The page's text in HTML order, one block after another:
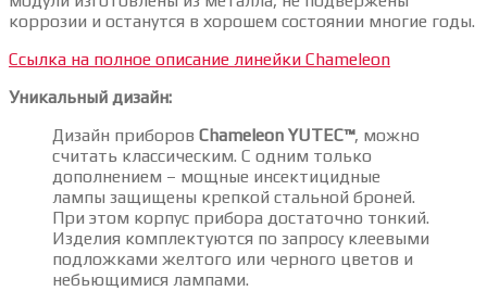
коррозии и останутся в хорошем состоянии многие годы.
Ссылка на полное описание линейки Chameleon
Уникальный дизайн:
Дизайн приборов Chameleon YUTEC™, можно
считать классическим. С одним только
дополнением – мощные инсектицидные
лампы защищены крепкой стальной броней.
При этом корпус прибора достаточно тонкий.
Изделия комплектуются по запросу клеевыми
подложками желтого или черного цветов и
небьющимися лампами.